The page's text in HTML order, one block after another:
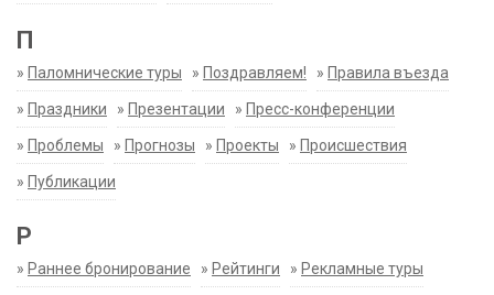
П
» Паломнические туры » Поздравляем! » Правила въезда
» Праздники » Презентации » Пресс-конференции
» Проблемы » Прогнозы » Проекты » Происшествия
» Публикации
Р
» Раннее бронирование » Рейтинги » Рекламные туры